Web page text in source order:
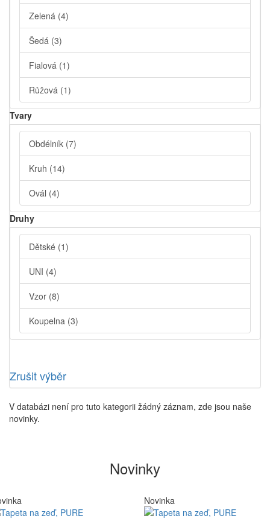
Zelená (4)
Šedá (3)
Fialová (1)
Růžová (1)
Tvary
Obdélník (7)
Kruh (14)
Ovál (4)
Druhy
Dětské (1)
UNI (4)
Vzor (8)
Koupelna (3)
Zrušit výběr
V databázi není pro tuto kategorii žádný záznam, zde jsou naše
novinky.
Novinky
Novinka